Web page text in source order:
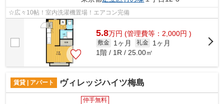
☆広々10帖！室内洗濯機置場！エアコン完備
5.8万円 (管理費等：2,000円 )
敷金 1ヶ月 礼金
1ヶ月
1階 / 1R / 25.00㎡
賃貸 | アパート ヴィレッジハイツ梅島
仲手無料